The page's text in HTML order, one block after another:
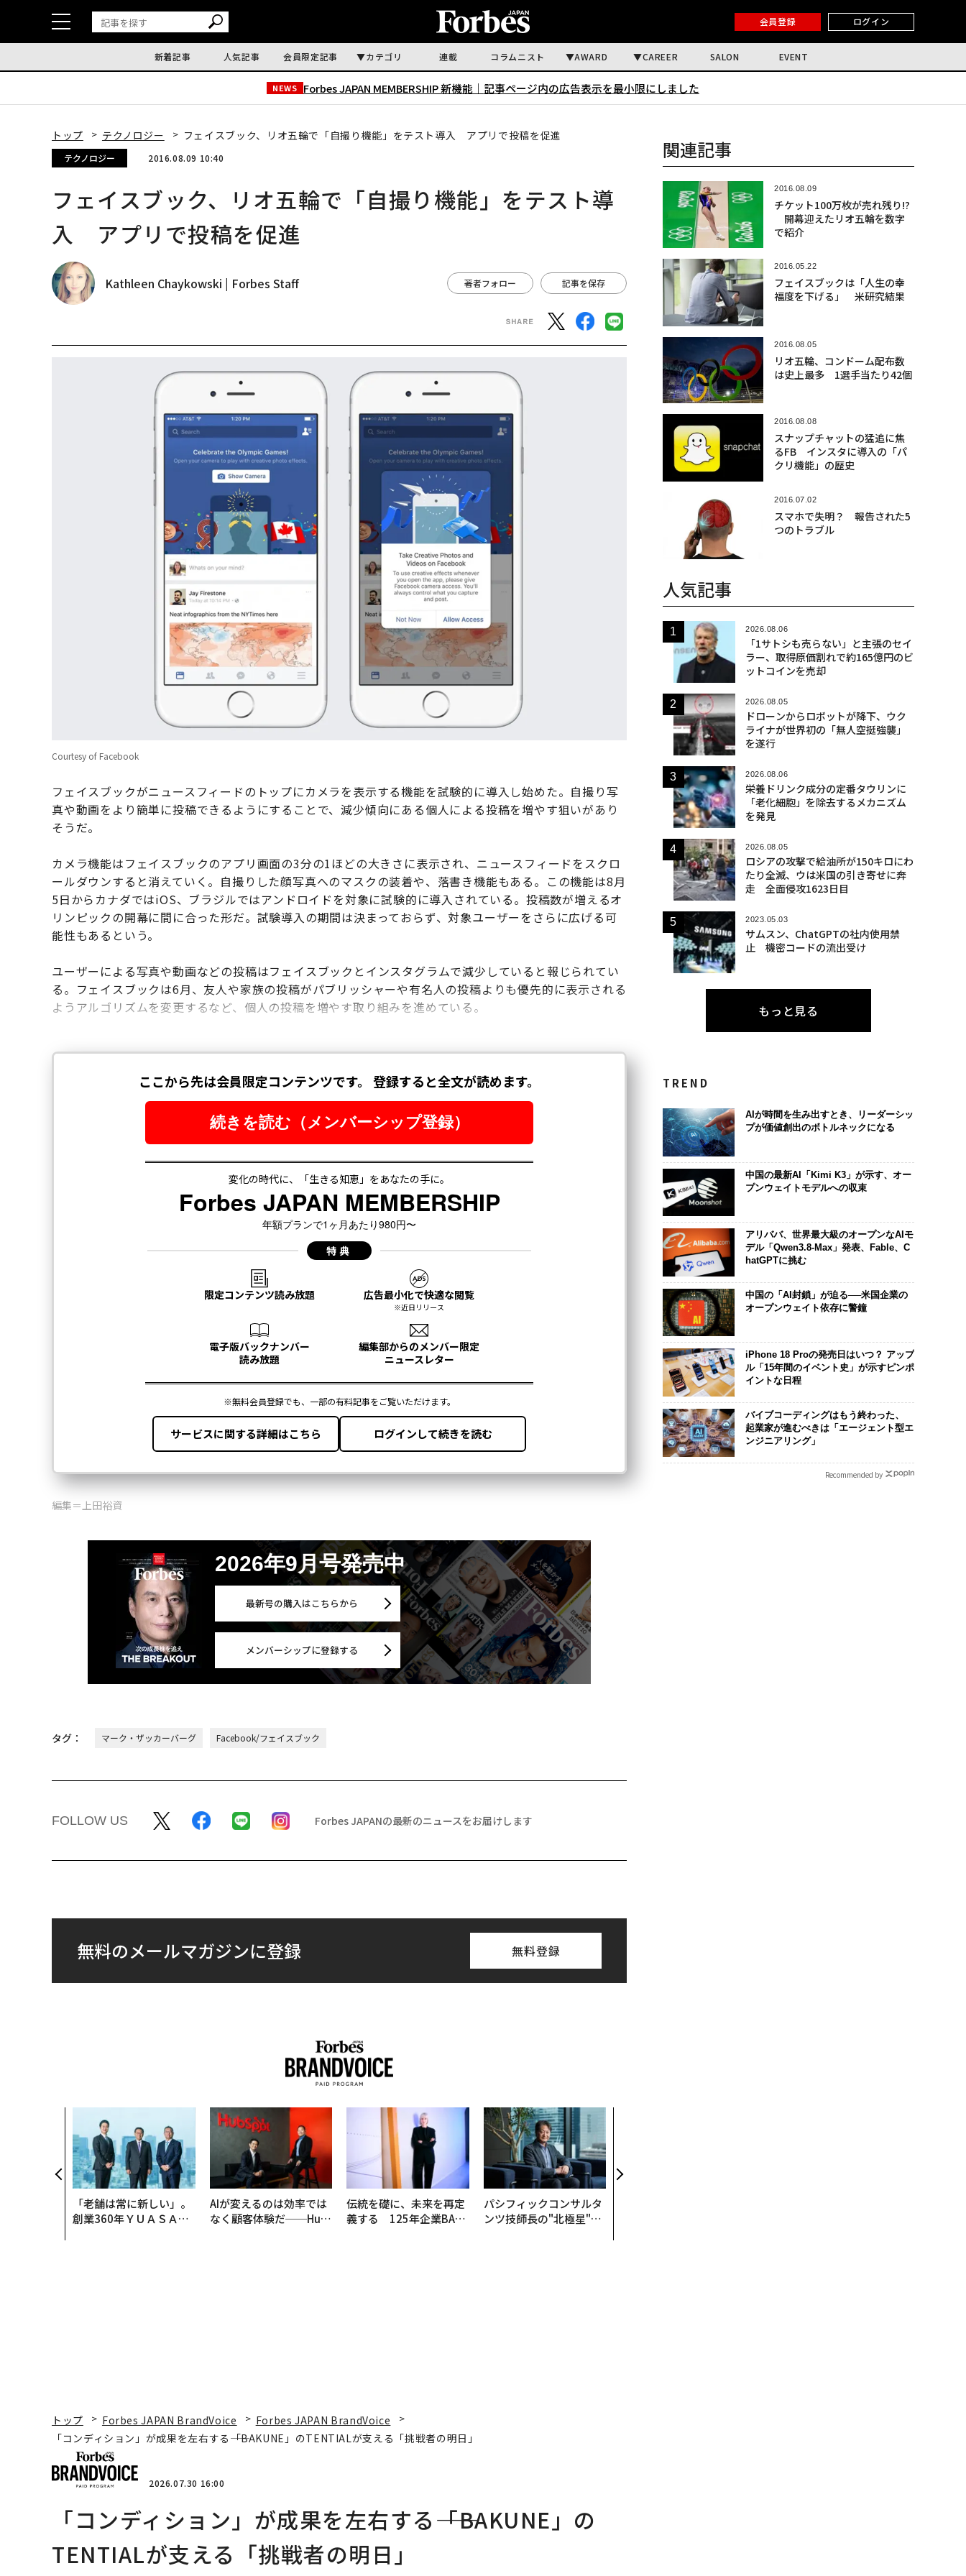
会員登録 ログイン
新着記事 人気記事 会員限定記事 カテゴリ 連載 コラムニスト AWARD CAREER SALON EVENT
NEWS Forbes JAPAN MEMBERSHIP 新機能｜ 記事ページ内の広告表示を最小限にしました
トップ テクノロジー フェイスブック、リオ五輪で「自撮り機能」をテスト導入 アプリで投稿を促進
テクノロジー 2016.08.09 10:40
フェイスブック、リオ五輪で「自撮り機能」をテスト導
入 アプリで投稿を促進
Kathleen Chaykowski | Forbes Staff 著者フォロー 記事を保存
Courtesy of Facebook
フェイスブックがニュースフィードのトップにカメラを表示する機能を試験的に導入し始めた。自撮り写
真や動画をより簡単に投稿できるようにすることで、減少傾向にある個人による投稿を増やす狙いがあり
そうだ。
カメラ機能はフェイスブックのアプリ画面の3分の1ほどの大きさに表示され、ニュースフィードをスクロ
ールダウンすると消えていく。自撮りした顔写真へのマスクの装着や、落書き機能もある。この機能は8月
5日からカナダではiOS、ブラジルではアンドロイドを対象に試験的に導入されている。投稿数が増えるオ
リンピックの開幕に間に合った形だ。試験導入の期間は決まっておらず、対象ユーザーをさらに広げる可
能性もあるという。
ユーザーによる写真や動画などの投稿はフェイスブックとインスタグラムで減少していると報じられてい
る。フェイスブックは6月、友人や家族の投稿がパブリッシャーや有名人の投稿よりも優先的に表示される
ようアルゴリズムを変更するなど、個人の投稿を増やす取り組みを進めている。
編集＝上田裕資
2026年9月号発売中
最新号の購入はこちらから
メンバーシップに登録する
タグ： マーク・ザッカーバーグ Facebook/フェイスブック
FOLLOW US Forbes JAPANの最新のニュースをお届けします
無料のメールマガジンに登録 無料登録
「老舗は常に新しい」。
創業360年ＹＵＡＳＡと
AIが変えるのは効率では
なく顧客体験だ──Hub
伝統を礎に、未来を再定
義する 125年企業BAT
パシフィックコンサルタ
ンツ技師長の"北極星"。
関連記事
2016.08.09
チケット100万枚が売れ残り!?
開幕迎えたリオ五輪を数字
で紹介
2016.05.22
フェイスブックは「人生の幸
福度を下げる」 米研究結果
2016.08.05
リオ五輪、コンドーム配布数
は史上最多 1選手当たり42個
2016.08.08
スナップチャットの猛追に焦
るFB インスタに導入の「パ
クリ機能」の歴史
2016.07.02
スマホで失明？ 報告された5
つのトラブル
人気記事
2026.08.06
「1サトシも売らない」と主張のセイ
ラー、取得原価割れで約165億円のビ
ットコインを売却
2026.08.05
ドローンからロボットが降下、ウク
ライナが世界初の「無人空挺強襲」
を遂行
2026.08.06
栄養ドリンク成分の定番タウリンに
「老化細胞」を除去するメカニズム
を発見
2026.08.05
ロシアの攻撃で給油所が150キロにわ
たり全滅、ウは米国の引き寄せに奔
走 全面侵攻1623日目
2023.05.03
サムスン、ChatGPTの社内使用禁
止 機密コードの流出受け
もっと見る
TREND
AIが時間を生み出すとき、リーダーシッ
プが価値創出のボトルネックになる
中国の最新AI「Kimi K3」が示す、オー
プンウェイトモデルへの収束
アリババ、世界最大級のオープンなAIモ
デル「Qwen3.8-Max」発表、Fable、C
hatGPTに挑む
中国の「AI封鎖」が迫る──米国企業の
オープンウェイト依存に警鐘
iPhone 18 Proの発売日はいつ？ アップ
ル「15年間のイベント史」が示すピンポ
イントな日程
バイブコーディングはもう終わった、
起業家が進むべきは「エージェント型エ
ンジニアリング」
Recommended by
トップ Forbes JAPAN BrandVoice
Forbes JAPAN BrandVoice
「コンディション」が成果を左右する――「BAKUNE」のTENTIALが支える「挑戦者の明日」
2026.07.30 16:00
「コンディション」が成果を左右する――「BAKUNE」の
TENTIALが支える「挑戦者の明日」